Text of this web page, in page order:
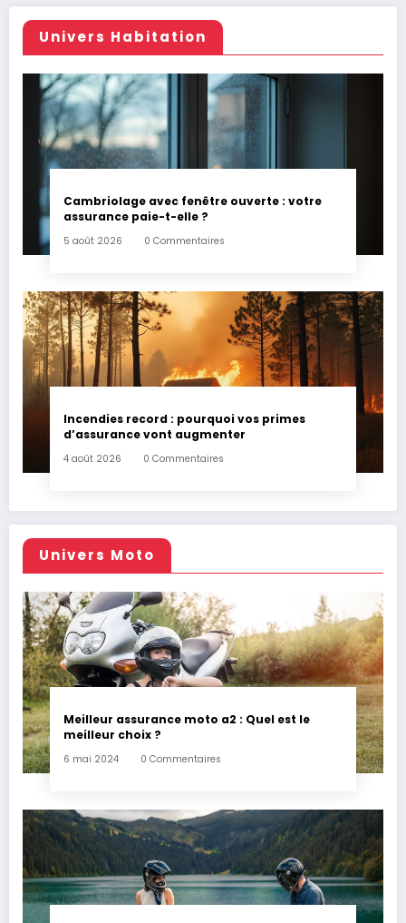
Univers Habitation
Cambriolage avec fenêtre ouverte : votre
assurance paie-t-elle ?
5 août 2026 0 Commentaires
Incendies record : pourquoi vos primes
d’assurance vont augmenter
4 août 2026 0 Commentaires
Univers Moto
Meilleur assurance moto a2 : Quel est le
meilleur choix ?
6 mai 2024 0 Commentaires